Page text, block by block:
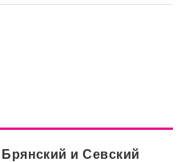
и Севский